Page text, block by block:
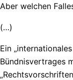
Aber welchen
(…)
Ein
Bündnisvertrages